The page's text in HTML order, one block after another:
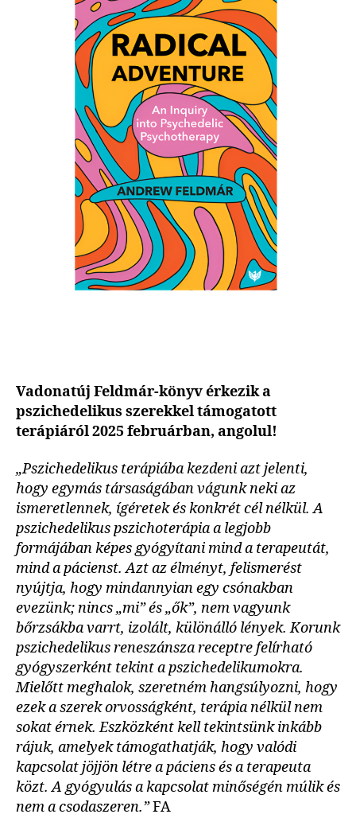
bejegyzéshez
Vadonatúj Feldmár-könyv érkezik a
pszichedelikus szerekkel támogatott
terápiáról 2025 februárban, angolul!
„Pszichedelikus terápiába kezdeni azt jelenti,
hogy egymás társaságában vágunk neki az
ismeretlennek, ígéretek és konkrét cél nélkül. A
pszichedelikus pszichoterápia a legjobb
formájában képes gyógyítani mind a terapeutát,
mind a pácienst. Azt az élményt, felismerést
nyújtja, hogy mindannyian egy csónakban
evezünk; nincs „mi” és „ők”, nem vagyunk
bőrzsákba varrt, izolált, különálló lények. Korunk
pszichedelikus reneszánsza receptre felírható
gyógyszerként tekint a pszichedelikumokra.
Mielőtt meghalok, szeretném hangsúlyozni, hogy
ezek a szerek orvosságként, terápia nélkül nem
sokat érnek. Eszközként kell tekintsünk inkább
rájuk, amelyek támogathatják, hogy valódi
kapcsolat jöjjön létre a páciens és a terapeuta
közt. A gyógyulás a kapcsolat minőségén múlik és
nem a csodaszeren.”FA